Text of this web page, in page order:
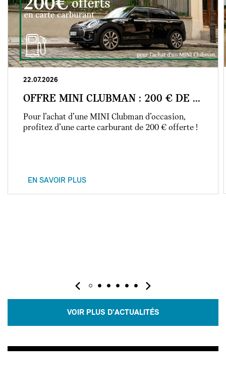
22.07.2026
OFFRE MINI CLUBMAN : 200 € DE ...
Pour l’achat d’une MINI Clubman d’occasion,
profitez d’une carte carburant de 200 € offerte !
EN SAVOIR PLUS
VOIR PLUS D'ACTUALITÉS